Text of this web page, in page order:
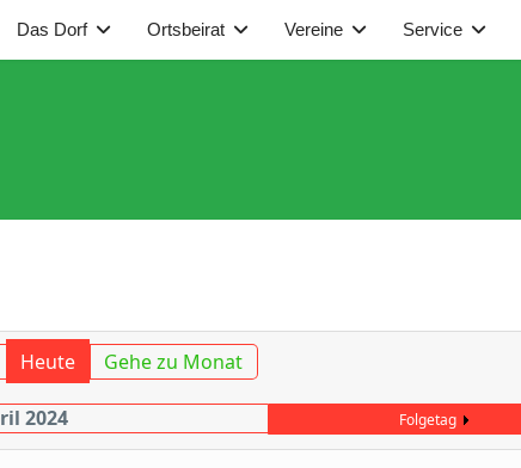
Das Dorf Ortsbeirat Vereine Service
Heute Gehe zu Monat
2024 Folgetag